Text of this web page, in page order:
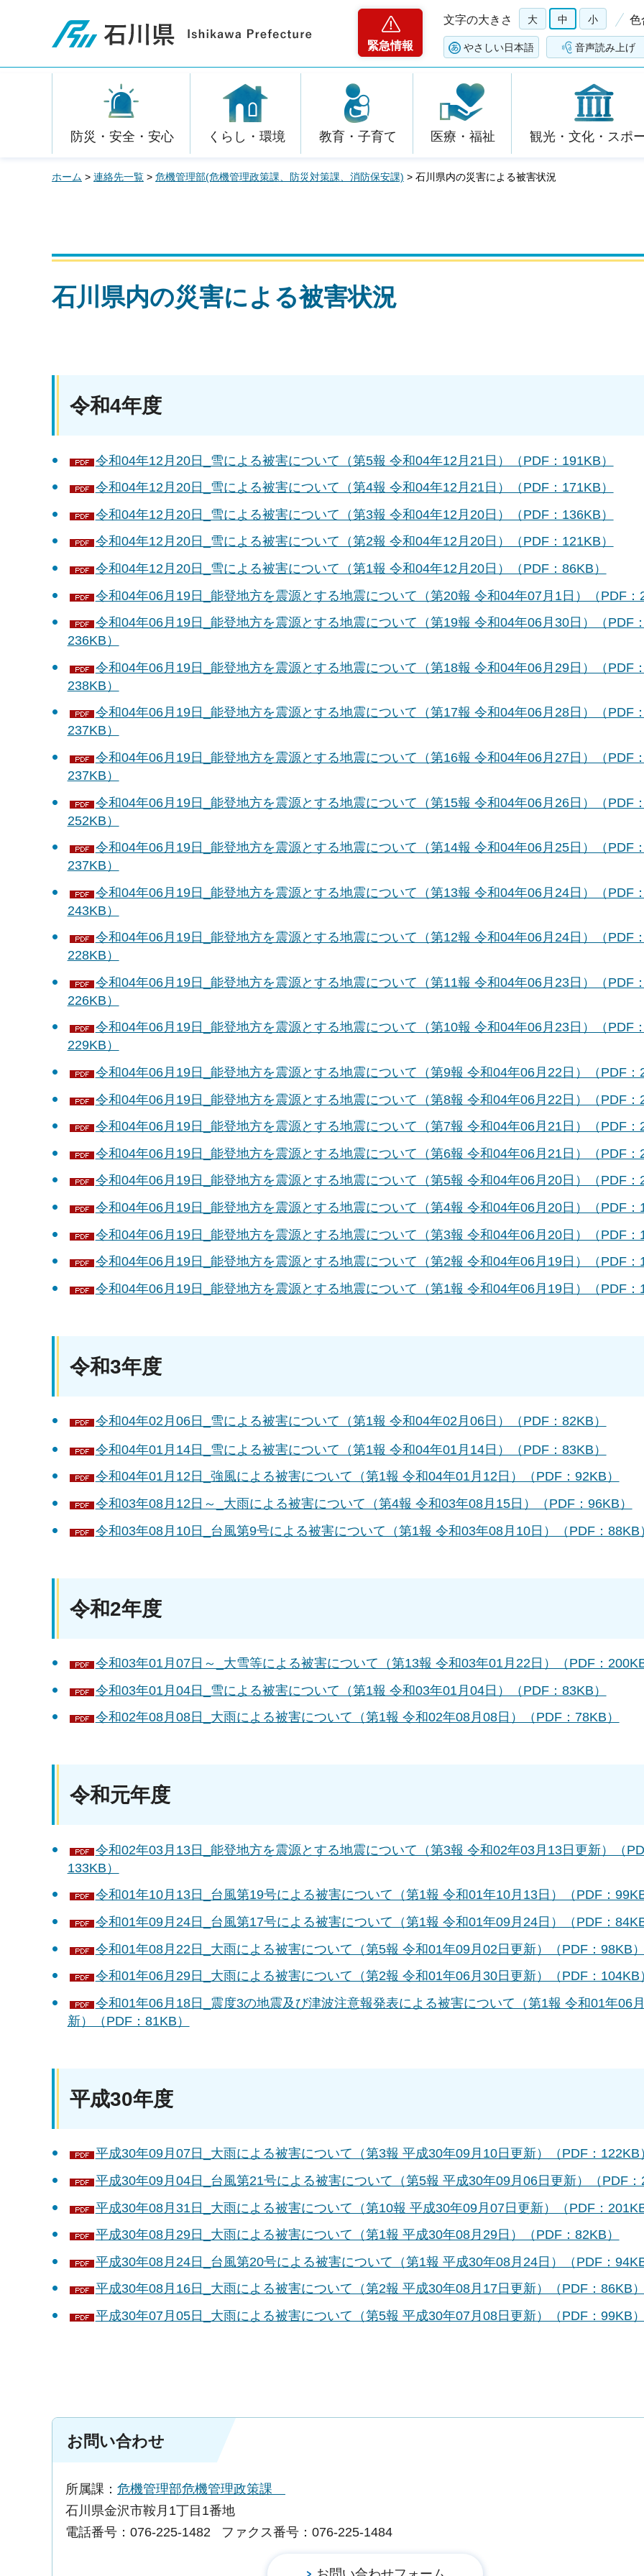
石川県
緊急情報
文字の大きさ 大 中 小 色
やさしい日本語 音声読み上げ
防災・安全・安心 くらし・環境 教育・子育て 医療・福祉 観光・文化・スポ
ホーム > 連絡先一覧 > 危機管理部(危機管理政策課、防災対策課、消防保安課) > 石川県内の災害による被害状況
石川県内の災害による被害状況
令和4年度
令和04年12月20日_雪による被害について（第5報 令和04年12月21日）（PDF：191KB）
令和04年12月20日_雪による被害について（第4報 令和04年12月21日）（PDF：171KB）
令和04年12月20日_雪による被害について（第3報 令和04年12月20日）（PDF：136KB）
令和04年12月20日_雪による被害について（第2報 令和04年12月20日）（PDF：121KB）
令和04年12月20日_雪による被害について（第1報 令和04年12月20日）（PDF：86KB）
令和04年06月19日_能登地方を震源とする地震について（第20報 令和04年07月1日）（PDF：
令和04年06月19日_能登地方を震源とする地震について（第19報 令和04年06月30日）（PDF：
236KB）
令和04年06月19日_能登地方を震源とする地震について（第18報 令和04年06月29日）（PDF：
238KB）
令和04年06月19日_能登地方を震源とする地震について（第17報 令和04年06月28日）（PDF：
237KB）
令和04年06月19日_能登地方を震源とする地震について（第16報 令和04年06月27日）（PDF：
237KB）
令和04年06月19日_能登地方を震源とする地震について（第15報 令和04年06月26日）（PDF：
252KB）
令和04年06月19日_能登地方を震源とする地震について（第14報 令和04年06月25日）（PDF：
237KB）
令和04年06月19日_能登地方を震源とする地震について（第13報 令和04年06月24日）（PDF：
243KB）
令和04年06月19日_能登地方を震源とする地震について（第12報 令和04年06月24日）（PDF：
228KB）
令和04年06月19日_能登地方を震源とする地震について（第11報 令和04年06月23日）（PDF：
226KB）
令和04年06月19日_能登地方を震源とする地震について（第10報 令和04年06月23日）（PDF：
229KB）
令和04年06月19日_能登地方を震源とする地震について（第9報 令和04年06月22日）（PDF：
令和04年06月19日_能登地方を震源とする地震について（第8報 令和04年06月22日）（PDF：
令和04年06月19日_能登地方を震源とする地震について（第7報 令和04年06月21日）（PDF：
令和04年06月19日_能登地方を震源とする地震について（第6報 令和04年06月21日）（PDF：
令和04年06月19日_能登地方を震源とする地震について（第5報 令和04年06月20日）（PDF：
令和04年06月19日_能登地方を震源とする地震について（第4報 令和04年06月20日）（PDF：
令和04年06月19日_能登地方を震源とする地震について（第3報 令和04年06月20日）（PDF：
令和04年06月19日_能登地方を震源とする地震について（第2報 令和04年06月19日）（PDF：
令和04年06月19日_能登地方を震源とする地震について（第1報 令和04年06月19日）（PDF：
令和3年度
令和04年02月06日_雪による被害について（第1報 令和04年02月06日）（PDF：82KB）
令和04年01月14日_雪による被害について（第1報 令和04年01月14日）（PDF：83KB）
令和04年01月12日_強風による被害について（第1報 令和04年01月12日）（PDF：92KB）
令和03年08月12日～_大雨による被害について（第4報 令和03年08月15日）（PDF：96KB）
令和03年08月10日_台風第9号による被害について（第1報 令和03年08月10日）（PDF：88KB
令和2年度
令和03年01月07日～_大雪等による被害について（第13報 令和03年01月22日）（PDF：200KB
令和03年01月04日_雪による被害について（第1報 令和03年01月04日）（PDF：83KB）
令和02年08月08日_大雨による被害について（第1報 令和02年08月08日）（PDF：78KB）
令和元年度
令和02年03月13日_能登地方を震源とする地震について（第3報 令和02年03月13日更新）（
133KB）
令和01年10月13日_台風第19号による被害について（第1報 令和01年10月13日）（PDF：99KB
令和01年09月24日_台風第17号による被害について（第1報 令和01年09月24日）（PDF：84KB
令和01年08月22日_大雨による被害について（第5報 令和01年09月02日更新）（PDF：98KB）
令和01年06月29日_大雨による被害について（第2報 令和01年06月30日更新）（PDF：104KB
令和01年06月18日_震度3の地震及び津波注意報発表による被害について（第1報 令和01年06
新）（PDF：81KB）
平成30年度
平成30年09月07日_大雨による被害について（第3報 平成30年09月10日更新）（PDF：122KB
平成30年09月04日_台風第21号による被害について（第5報 平成30年09月06日更新）（PDF：
平成30年08月31日_大雨による被害について（第10報 平成30年09月07日更新）（PDF：201KB
平成30年08月29日_大雨による被害について（第1報 平成30年08月29日）（PDF：82KB）
平成30年08月24日_台風第20号による被害について（第1報 平成30年08月24日）（PDF：94KB
平成30年08月16日_大雨による被害について（第2報 平成30年08月17日更新）（PDF：86KB）
平成30年07月05日_大雨による被害について（第5報 平成30年07月08日更新）（PDF：99KB）
お問い合わせ
所属課： 危機管理部危機管理政策課
石川県金沢市鞍月1丁目1番地
電話番号：076-225-1482
ファクス番号：076-225-1484